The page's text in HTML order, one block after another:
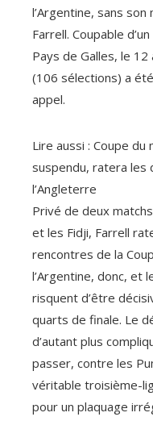
l’Argentine, sans
Farrell. Coupable
Pays de Galles, le
(106 sélections) a
appel.
Lire aussi : Coupe du
suspendu, ratera les
l’Angleterre
Privé de deux
et les Fidji, Farrell
rencontres de la
l’Argentine, donc, et
risquent d’être
quarts de finale. Le
d’autant plus
passer, contre les
véritable troisième-
pour un plaquage